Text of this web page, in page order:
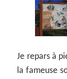
Je repars à
la fameuse